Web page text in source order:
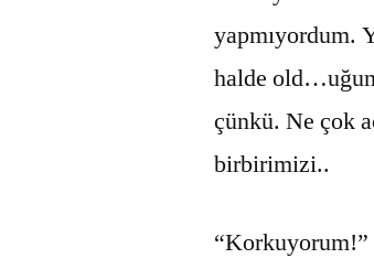
yapmıyordum.
halde
çünkü. Ne çok
birbirimizi..
“Korkuyorum!”